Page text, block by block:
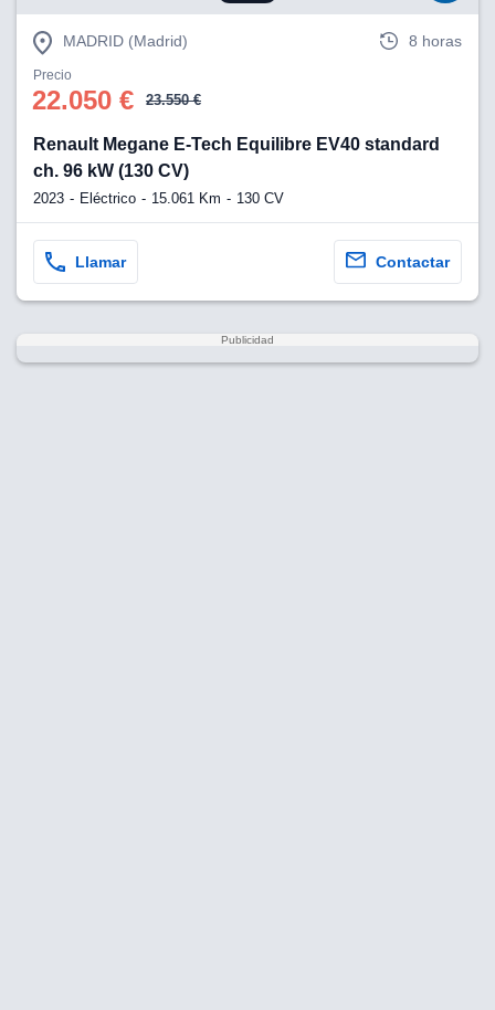
MADRID (Madrid) 8 horas
Precio
22.050 € 23.550 €
Renault Megane E-Tech Equilibre EV40 standard
ch. 96 kW (130 CV)
2023 Eléctrico 15.061 Km 130 CV
Llamar Contactar